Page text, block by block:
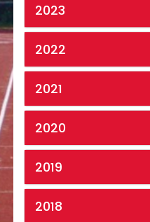
2023
2022
2021
2020
2019
2018